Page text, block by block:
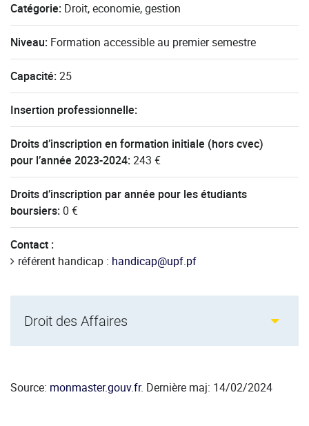
Catégorie: Droit, economie, gestion
Niveau: Formation accessible au premier semestre
Capacité: 25
Insertion professionnelle:
Droits d’inscription en formation initiale (hors cvec)
pour l’année 2023-2024: 243 €
Droits d’inscription par année pour les étudiants
boursiers: 0 €
Contact :
référent handicap : handicap@upf.pf
Droit des Affaires
Source: monmaster.gouv.fr. Dernière maj: 14/02/2024